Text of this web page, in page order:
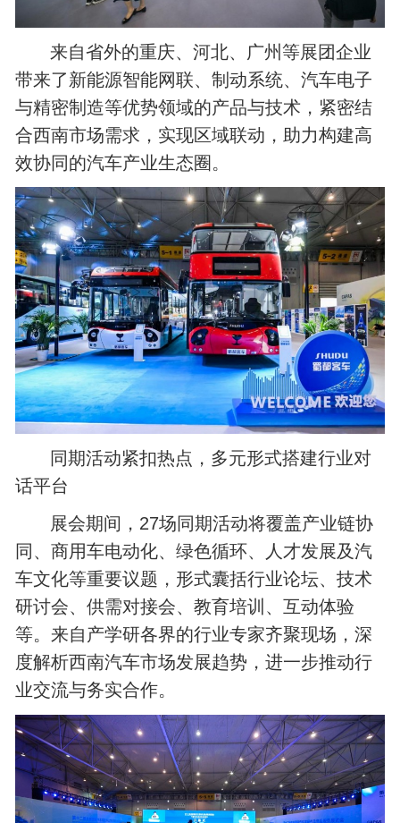
来自省外的重庆、河北、广州等展团企业
带来了新能源智能网联、制动系统、汽车电子
与精密制造等优势领域的产品与技术，紧密结
合西南市场需求，实现区域联动，助力构建高
效协同的汽车产业生态圈。
同期活动紧扣热点，多元形式搭建行业对
话平台
展会期间，27场同期活动将覆盖产业链协
同、商用车电动化、绿色循环、人才发展及汽
车文化等重要议题，形式囊括行业论坛、技术
研讨会、供需对接会、教育培训、互动体验
等。来自产学研各界的行业专家齐聚现场，深
度解析西南汽车市场发展趋势，进一步推动行
业交流与务实合作。